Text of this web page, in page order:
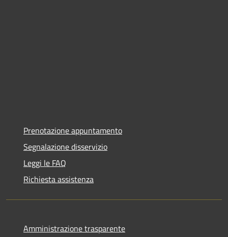
Prenotazione appuntamento
Segnalazione disservizio
Leggi le FAQ
Richiesta assistenza
Amministrazione trasparente